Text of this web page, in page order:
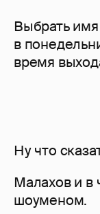
Выбрать
в
время
Ну что
Малахов и в
шоуменом.